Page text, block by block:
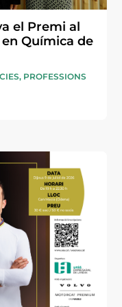
el Premi al
Química de
, PROFESSIONS